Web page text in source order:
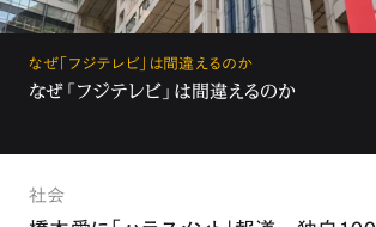
なぜ「フジテレビ」は間違えるのか
なぜ「フジテレビ」は間違えるのか
社会